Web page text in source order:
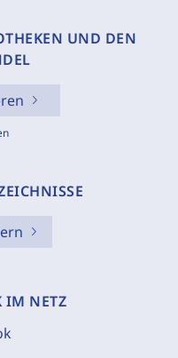
UND DEN
IM NETZ